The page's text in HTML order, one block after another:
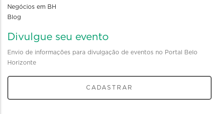
Negócios em BH
Blog
Divulgue seu evento
Envio de informações para divulgação de eventos no Portal Belo
Horizonte
CADASTRAR